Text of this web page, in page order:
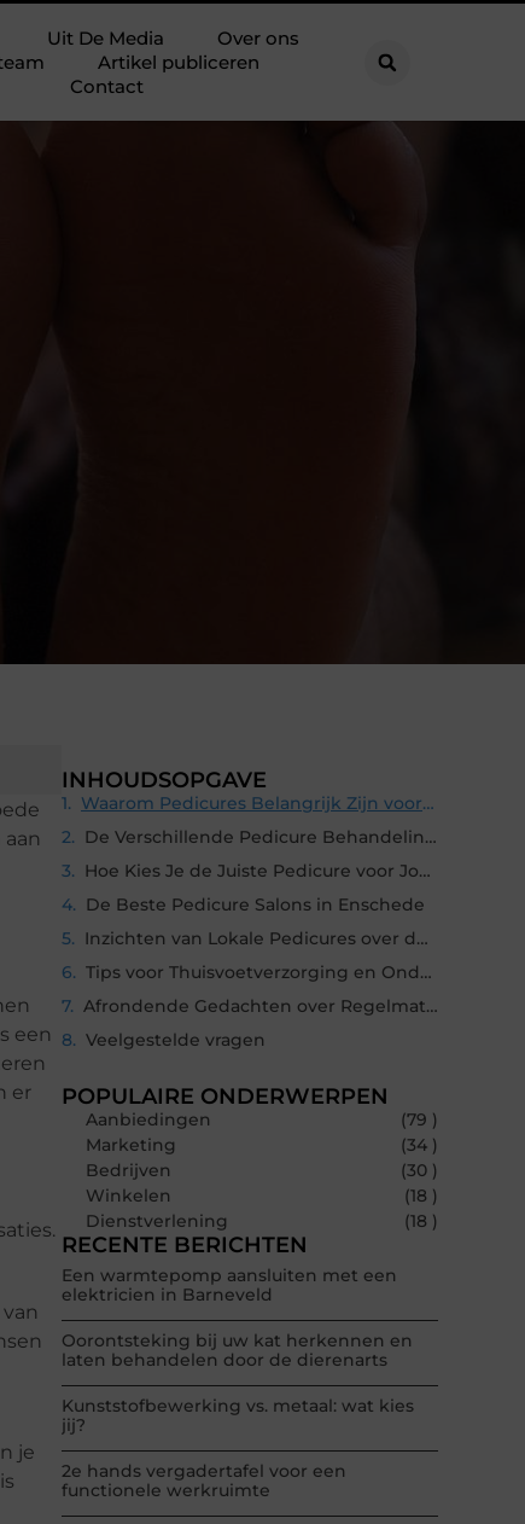
Uit De Media
Over ons
Artikel publiceren
Contact
een
er
je
INHOUDSOPGAVE
Waarom Pedicures Belangrijk Zijn voor Gezonde Voeten
De Verschillende Pedicure Behandelingen in Enschede
Hoe Kies Je de Juiste Pedicure voor Jouw Behoeften
De Beste Pedicure Salons in Enschede
Inzichten van Lokale Pedicures over de Laatste Trends en Technieken
Tips voor Thuisvoetverzorging en Onderhoud Tussen Pedicure Afspraken
Afrondende Gedachten over Regelmatige Pedicures
Veelgestelde vragen
POPULAIRE ONDERWERPEN
Aanbiedingen
(79 )
Marketing
(34 )
Bedrijven
(30 )
Winkelen
(18 )
Dienstverlening
(18 )
RECENTE BERICHTEN
Een warmtepomp aansluiten met een
elektricien in Barneveld
Oorontsteking bij uw kat herkennen en
laten behandelen door de dierenarts
Kunststofbewerking vs. metaal: wat kies
jij?
2e hands vergadertafel voor een
functionele werkruimte